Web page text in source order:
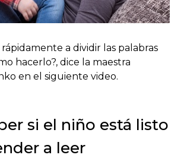
a dividir las palabras
hacerlo?, dice la maestra
en el siguiente video.
si el niño está listo
a leer